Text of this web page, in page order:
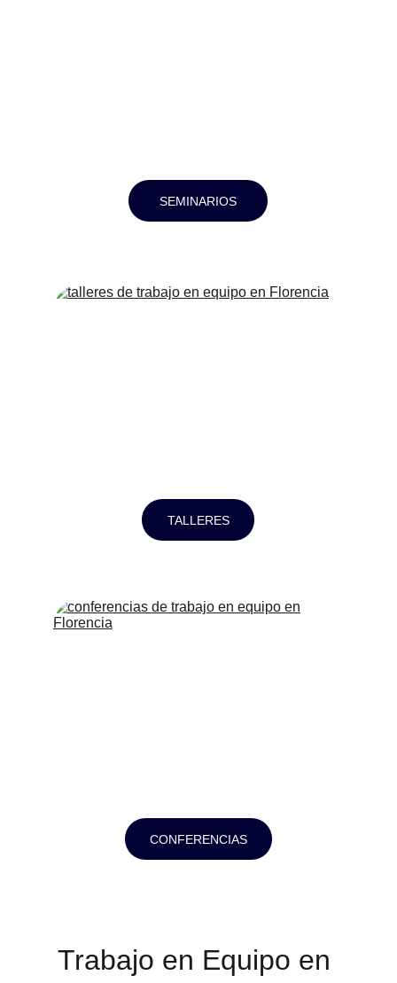
SEMINARIOS
TALLERES
CONFERENCIAS
Trabajo en Equipo en